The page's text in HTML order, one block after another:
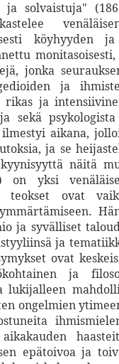
ja solvaistuja"
köyhyyden
jonka
ja
ja
sekä
aikana,
ja se
näitä
on yksi
teokset ovat
ja syvälliset
ja
ovat
ja
ongelmien
epätoivoa ja